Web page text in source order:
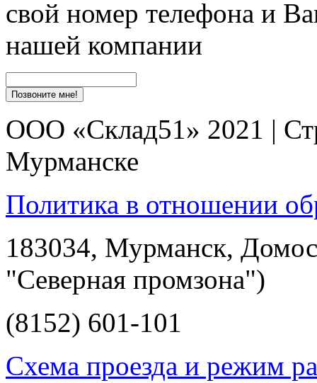
свой номер телефона и
нашей компании
ООО «Склад51» 2021 |
Мурманске
Политика в отношении
183034, Мурманск,
"Северная промзона")
(8152) 601-101
Схема проезда и режим